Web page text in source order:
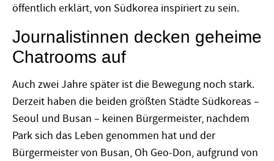
öffentlich erklärt, von Südkorea inspiriert zu sein.
Journalistinnen decken geheime
Chatrooms auf
Auch zwei Jahre später ist die Bewegung noch stark.
Derzeit haben die beiden größten Städte Südkoreas –
Seoul und Busan – keinen Bürgermeister, nachdem
Park sich das Leben genommen hat und der
Bürgermeister von Busan, Oh Geo-Don, aufgrund von